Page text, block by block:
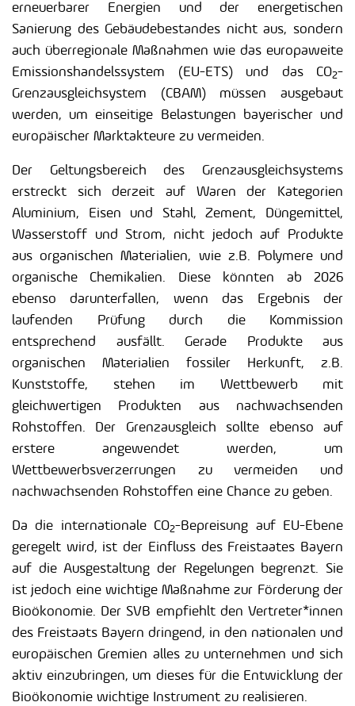
erneuerbarer Energien und der energetischen
Sanierung des Gebäudebestandes nicht aus, sondern
auch überregionale Maßnahmen wie das europaweite
Emissionshandelssystem (EU-ETS) und das CO2-
Grenzausgleichsystem (CBAM) müssen ausgebaut
werden, um einseitige Belastungen bayerischer und
europäischer Marktakteure zu vermeiden.
Der Geltungsbereich des Grenzausgleichsystems
erstreckt sich derzeit auf Waren der Kategorien
Aluminium, Eisen und Stahl, Zement, Düngemittel,
Wasserstoff und Strom, nicht jedoch auf Produkte
aus organischen Materialien, wie z.B. Polymere und
organische Chemikalien. Diese könnten ab 2026
ebenso darunterfallen, wenn das Ergebnis der
laufenden Prüfung durch die Kommission
entsprechend ausfällt. Gerade Produkte aus
organischen Materialien fossiler Herkunft, z.B.
Kunststoffe, stehen im Wettbewerb mit
gleichwertigen Produkten aus nachwachsenden
Rohstoffen. Der Grenzausgleich sollte ebenso auf
erstere angewendet werden, um
Wettbewerbsverzerrungen zu vermeiden und
nachwachsenden Rohstoffen eine Chance zu geben.
Da die internationale CO2-Bepreisung auf EU-Ebene
geregelt wird, ist der Einfluss des Freistaates Bayern
auf die Ausgestaltung der Regelungen begrenzt. Sie
ist jedoch eine wichtige Maßnahme zur Förderung der
Bioökonomie. Der SVB empfiehlt den Vertreter*innen
des Freistaats Bayern dringend, in den nationalen und
europäischen Gremien alles zu unternehmen und sich
aktiv einzubringen, um dieses für die Entwicklung der
Bioökonomie wichtige Instrument zu realisieren.